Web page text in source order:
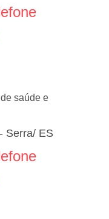
saúde e
Serra/ ES